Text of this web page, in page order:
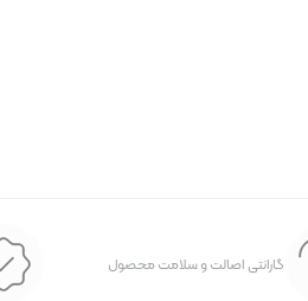
گارانتی اصالت و سلامت محصول